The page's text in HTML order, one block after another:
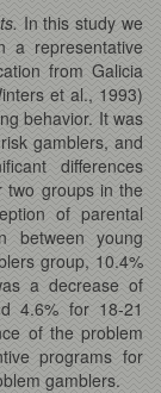
In this study we
a representative
from Galicia
et al., 1993)
behavior. It was
gamblers, and
differences
two groups in the
of parental
between young
group, 10.4%
a decrease of
4.6% for 18-21
of the problem
programs for
gamblers.